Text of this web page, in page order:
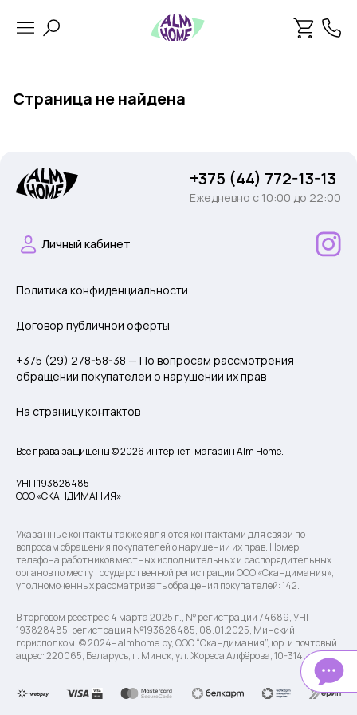
Страница не найдена
+375 (44) 772-13-13
Ежедневно c 10:00 до 22:00
Личный кабинет
Политика конфиденциальности
Договор публичной оферты
+375 (29) 278-58-38 — По вопросам рассмотрения
обращений покупателей о нарушении их прав
На страницу контактов
Все права защищены © 2026 интернет-магазин Alm Home.
УНП 193828485
ООО «СКАНДИМАНИЯ»
Указанные контакты также являются контактами для связи по
вопросам обращения покупателей о нарушении их прав. Номер
телефона работников местных исполнительных и распорядительных
органов по месту государственной регистрации ООО «Скандимания»,
уполномоченных рассматривать обращения покупателей: 142.
В торговом реестре с 4 марта 2025 г., № регистрации 74689, УНП
193828485, регистрация №193828485, 08.01.2025, Минский
горисполком. © 2024– almhome.by, ООО “Скандимания”, юр. и почтовый
адрес: 220065, Беларусь, г. Минск, ул. Жореса Алфёрова, 10-314